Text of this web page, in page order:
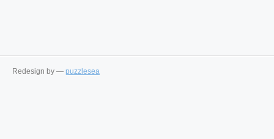
Redesign by — puzzlesea